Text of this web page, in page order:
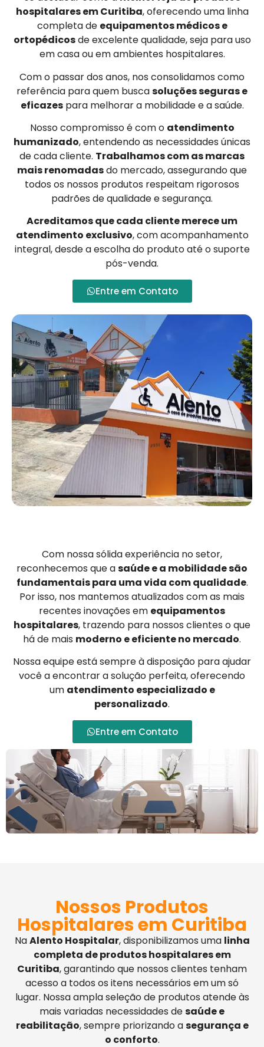
hospitalares em Curitiba, oferecendo uma linha
completa de equipamentos médicos e
ortopédicosde excelente qualidade, seja para uso
em casa ou em ambientes hospitalares.
Com o passar dos anos, nos consolidamos como
referência para quem buscasoluções seguras e
eficazespara melhorar a mobilidade e a saúde.
Nosso compromisso é com o atendimento
humanizado, entendendo as necessidades únicas
de cada cliente. Trabalhamos com as marcas
mais renomadasdo mercado, assegurando que
todos os nossos produtos respeitam rigorosos
padrões de qualidade e segurança.
Acreditamos que cada cliente merece um
atendimento exclusivo, com acompanhamento
integral, desde a escolha do produto até o suporte
pós-venda.
Entre em Contato
Com nossa sólida experiência no setor,
reconhecemos que asaúde e a mobilidade são
fundamentais para uma vida com qualidade.
Por isso, nos mantemos atualizados com as mais
recentes inovações em equipamentos
hospitalares, trazendo para nossos clientes o que
há de mais moderno e eficiente no mercado.
Nossa equipe está sempre à disposição para ajudar
você a encontrar a solução perfeita, oferecendo
um atendimento especializado e
personalizado.
Entre em Contato
Nossos Produtos
Hospitalares em Curitiba
NaAlento Hospitalar, disponibilizamos uma linha
completa de produtos hospitalares em
Curitiba, garantindo que nossos clientes tenham
acesso a todos os itens necessários em um só
lugar. Nossa ampla seleção de produtos atende às
mais variadas necessidades desaúde e
reabilitação, sempre priorizando asegurança e
o conforto.